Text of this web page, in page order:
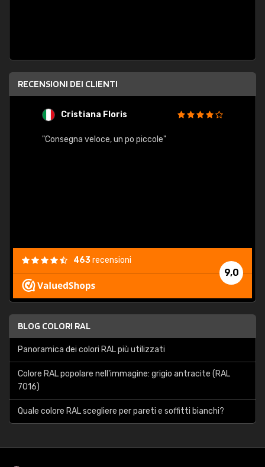
RECENSIONI DEI CLIENTI
Cristiana Floris
"Consegna veloce, un po piccole"
9,0
463recensioni
BLOG COLORI RAL
Panoramica dei colori RAL più utilizzati
Colore RAL popolare nell'immagine: grigio antracite (RAL
7016)
Quale colore RAL scegliere per pareti e soffitti bianchi?